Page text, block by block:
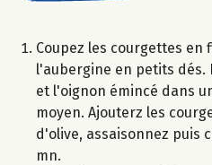
Coupez les courgettes en
l'aubergine en petits dés.
et l'oignon émincé dans
moyen. Ajouterz les
d'olive, assaisonnez puis
mn.